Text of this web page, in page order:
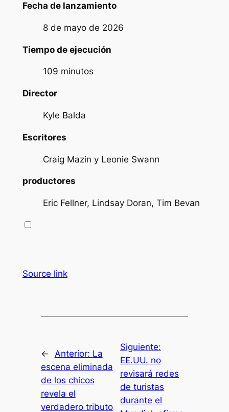
Fecha de lanzamiento
8 de mayo de 2026
Tiempo de ejecución
109 minutos
Director
Kyle Balda
Escritores
Craig Mazin y Leonie Swann
productores
Eric Fellner, Lindsay Doran, Tim Bevan
Source link
← Anterior: La
escena eliminada
de los chicos
revela el
verdadero tributo
Siguiente:
EE.UU. no
revisará redes
de turistas
durante el